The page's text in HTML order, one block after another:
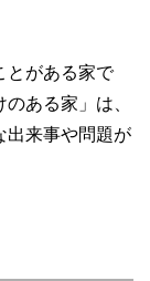
とがある家で
ある家」は、
出来事や問題が